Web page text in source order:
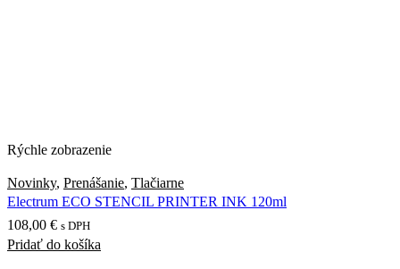
Rýchle zobrazenie
Novinky, Prenášanie, Tlačiarne
Electrum ECO STENCIL PRINTER INK 120ml
108,00 € s DPH
Pridať do košíka